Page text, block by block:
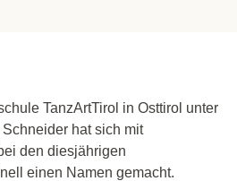
TanzArtTirol in Osttirol unter
hat sich mit
den diesjährigen
einen Namen gemacht.